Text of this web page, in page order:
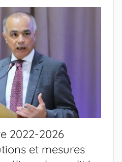
2022-2026
et mesures